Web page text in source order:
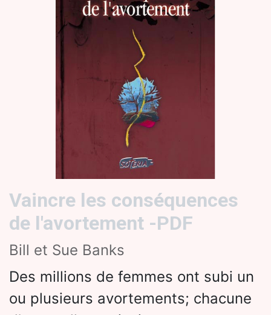
Vaincre les conséquences
de l'avortement -PDF
Bill et Sue Banks
Des millions de femmes ont subi un
ou plusieurs avortements; chacune